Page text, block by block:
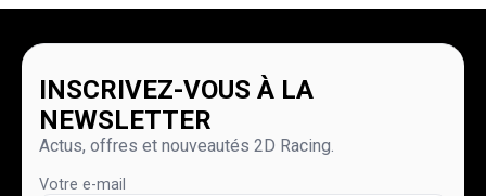
INSCRIVEZ-VOUS À LA
NEWSLETTER
Actus, offres et nouveautés 2D Racing.
Votre e-mail